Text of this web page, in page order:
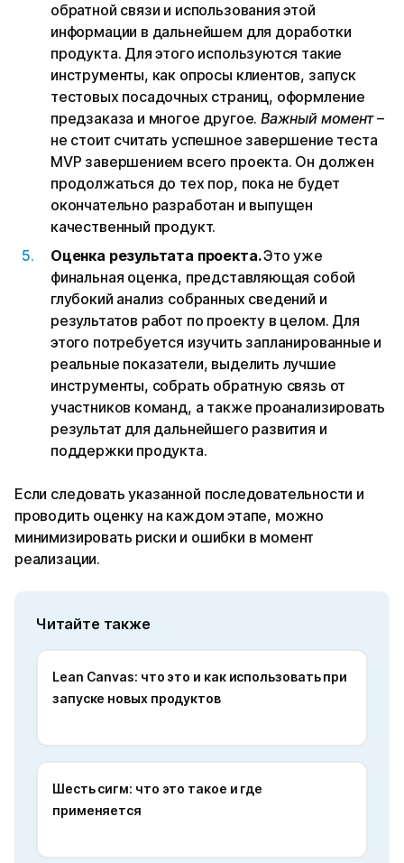
обратной связи и использования этой
информации в дальнейшем для доработки
продукта. Для этого используются такие
инструменты, как опросы клиентов, запуск
тестовых посадочных страниц, оформление
предзаказа и многое другое. Важный момент–
не стоит считать успешное завершение теста
MVP завершением всего проекта. Он должен
продолжаться до тех пор, пока не будет
окончательно разработан и выпущен
качественный продукт.
Оценка результата проекта.Это уже
финальная оценка, представляющая собой
глубокий анализ собранных сведений и
результатов работ по проекту в целом. Для
этого потребуется изучить запланированные и
реальные показатели, выделить лучшие
инструменты, собрать обратную связь от
участников команд, а также проанализировать
результат для дальнейшего развития и
поддержки продукта.
Если следовать указанной последовательности и
проводить оценку на каждом этапе, можно
минимизировать риски и ошибки в момент
реализации.
Читайте также
Lean Canvas: что это и как использовать при
запуске новых продуктов
Шесть сигм: что это такое и где
применяется